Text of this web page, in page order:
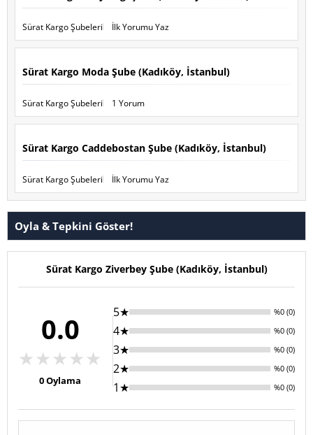
Sürat Kargo Şubeleri İlk Yorumu Yaz
Sürat Kargo Moda Şube (Kadıköy, İstanbul)
Sürat Kargo Şubeleri 1 Yorum
Sürat Kargo Caddebostan Şube (Kadıköy, İstanbul)
Sürat Kargo Şubeleri İlk Yorumu Yaz
Oyla & Tepkini Göster!
Sürat Kargo Ziverbey Şube (Kadıköy, İstanbul)
0.0
★★★★★
0Oylama
5★ %0 (0)
4★ %0 (0)
3★ %0 (0)
2★ %0 (0)
1★ %0 (0)